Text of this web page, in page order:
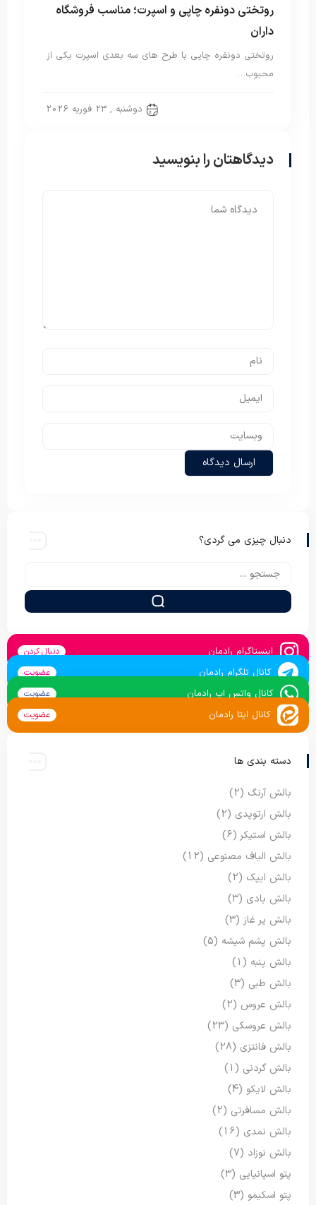
روتختی دونفره چاپی و اسپرت؛ مناسب فروشگاه
داران
روتختی دونفره چاپی با طرح های سه بعدی اسپرت یکی از
محبوب…
دوشنبه , 23 فوریه 2026
دیدگاهتان را بنویسید
دنبال چیزی می گردی؟
اینستاگرام رادمان دنبال کردن
کانال تلگرام رادمان عضویت
کانال واتس اپ رادمان عضویت
کانال ایتا رادمان عضویت
دسته بندی ها
بالش آرنگ (2)
بالش ارتوپدی (2)
بالش استیکر(6)
بالش الیاف مصنوعی (12)
بالش ایپک (2)
بالش بادی (3)
بالش پر غاز (3)
بالش پشم شیشه (5)
بالش پنبه (1)
بالش طبی (3)
بالش عروس (2)
بالش عروسکی (23)
بالش فانتزی (28)
بالش گردنی (1)
بالش لایکو (4)
بالش مسافرتی (2)
بالش نمدی (16)
بالش نوزاد (7)
پتو اسپانیایی (3)
پتو اسکیمو (3)